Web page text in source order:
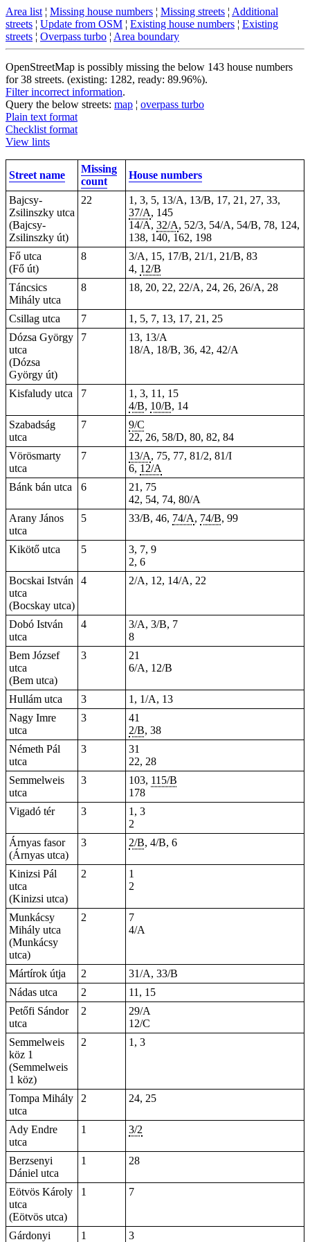
Area list ¦ Missing house numbers ¦ Missing streets ¦ Additional
streets ¦ Update from OSM ¦ Existing house numbers ¦ Existing
streets ¦ Overpass turbo ¦ Area boundary
OpenStreetMap is possibly missing the below 143 house numbers
for 38 streets. (existing: 1282, ready: 89.96%).
Filter incorrect information.
Query the below streets: map ¦ overpass turbo
Plain text format
Checklist format
View lints
Street name
Missing
count
House numbers
Bajcsy-
Zsilinszky utca
(Bajcsy-
Zsilinszky út)
22
1, 3, 5, 13/A, 13/B, 17, 21, 27, 33,
37/A, 145
14/A, 32/A, 52/3, 54/A, 54/B, 78, 124,
138, 140, 162, 198
Fő utca
(Fő út)
8
3/A, 15, 17/B, 21/1, 21/B, 83
4, 12/B
Táncsics
Mihály utca
8 18, 20, 22, 22/A, 24, 26, 26/A, 28
Csillag utca 7
1, 5, 7, 13, 17, 21, 25
Dózsa György
utca
(Dózsa
György út)
7
13, 13/A
18/A, 18/B, 36, 42, 42/A
Kisfaludy utca 7 1 , 3, 11 , 15
4/B, 10/B, 14
Szabadság
utca
7
9/C
22, 26, 58/D, 80, 82, 84
Vörösmarty
utca
7 13/A, 75, 77, 81/2, 81/I
6, 12/A
Bánk bán utca
6
21, 75
42, 54, 74, 80/A
Arany János
utca
5 33/B, 46, 74/A, 74/B, 99
Kikötő utca 5
3, 7, 9
2, 6
Bocskai István
utca
(Bocskay utca)
4 2/A, 12, 14/A, 22
Dobó István
utca
4 3/A, 3/B, 7
8
Bem József
utca
(Bem utca)
3
21
6/A, 12/B
Hullám utca 3
1, 1/A, 13
Nagy Imre
utca
3
41
2/B, 38
Németh Pál
utca
3
31
22, 28
Semmelweis
utca
3 103, 115/B
178
Vigadó tér
3
1, 3
2
Árnyas fasor
(Árnyas utca)
3 2/B, 4/B, 6
Kinizsi Pál
utca
(Kinizsi utca)
2
1
2
Munkácsy
Mihály utca
(Munkácsy
utca)
2
7
4/A
Mártírok útja 2
31/A, 33/B
Nádas utca
2
11, 15
Petőfi Sándor
utca
2
29/A
12/C
Semmelweis
köz 1
(Semmelweis
1 köz)
2 1, 3
Tompa Mihály
utca
2 24, 25
Ady Endre
utca
1 3/2
Berzsenyi
Dániel utca
1 28
Eötvös Károly
utca
(Eötvös utca)
1 7
Gárdonyi 1 3